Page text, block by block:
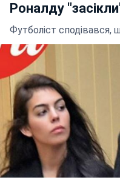
Роналду
Футболіст сподівався,